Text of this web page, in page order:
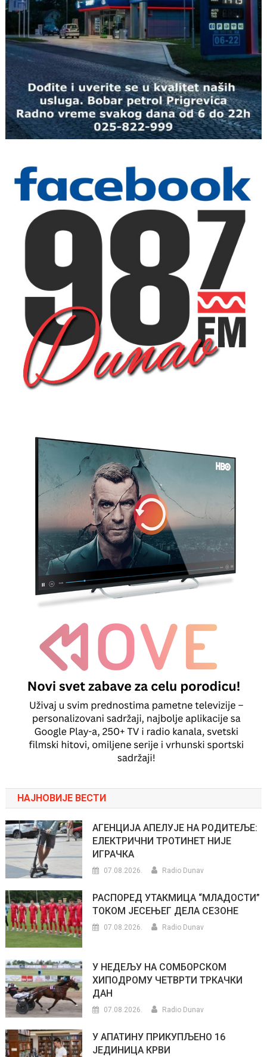
НАЈНОВИЈЕ ВЕСТИ
АГЕНЦИЈА АПЕЛУЈЕ НА РОДИТЕЉЕ:
ЕЛЕКТРИЧНИ ТРОТИНЕТ НИЈЕ
ИГРАЧКА
07.08.2026. Radio Dunav
РАСПОРЕД УТАКМИЦА “МЛАДОСТИ”
ТОКОМ ЈЕСЕЊЕГ ДЕЛА СЕЗОНЕ
07.08.2026. Radio Dunav
У НЕДЕЉУ НА СОМБОРСКОМ
ХИПОДРОМУ ЧЕТВРТИ ТРКАЧКИ
ДАН
07.08.2026. Radio Dunav
У АПАТИНУ ПРИКУПЉЕНО 16
ЈЕДИНИЦА КРВИ